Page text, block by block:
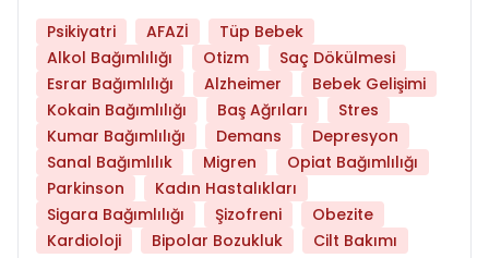
Psikiyatri AFAZİ
Tüp Bebek
Alkol Bağımlılığı
Otizm
Saç Dökülmesi
Esrar Bağımlılığı
Alzheimer
Bebek Gelişimi
Kokain Bağımlılığı
Baş Ağrıları
Stres
Kumar Bağımlılığı
Demans
Depresyon
Sanal Bağımlılık
Migren
Opiat Bağımlılığı
Parkinson
Kadın Hastalıkları
Sigara Bağımlılığı
Şizofreni
Obezite
Kardioloji
Bipolar Bozukluk Cilt Bakımı